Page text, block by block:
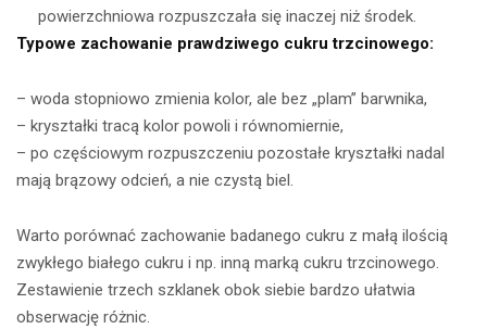
powierzchniowa rozpuszczała się inaczej niż środek.
Typowe zachowanie prawdziwego cukru trzcinowego:
– woda stopniowo zmienia kolor, ale bez „plam” barwnika,
– kryształki tracą kolor powoli i równomiernie,
– po częściowym rozpuszczeniu pozostałe kryształki nadal
mają brązowy odcień, a nie czystą biel.
Warto porównać zachowanie badanego cukru z małą ilością
zwykłego białego cukru i np. inną marką cukru trzcinowego.
Zestawienie trzech szklanek obok siebie bardzo ułatwia
obserwację różnic.